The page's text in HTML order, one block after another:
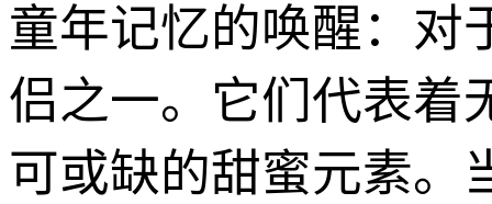
童年记忆的唤醒：对
侣之一。它们代表着
可或缺的甜蜜元素。